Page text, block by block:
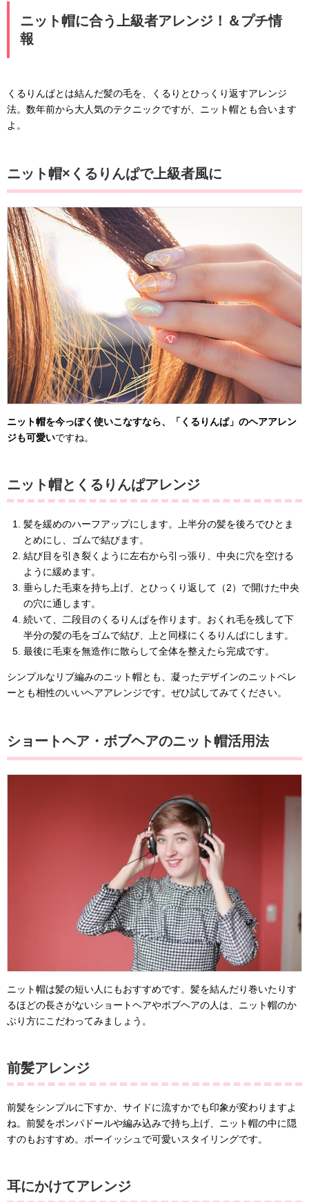
ニット帽に合う上級者アレンジ！＆プチ情
報
くるりんぱとは結んだ髪の毛を、くるりとひっくり返すアレンジ
法。数年前から大人気のテクニックですが、ニット帽とも合います
よ。
ニット帽×くるりんぱで上級者風に
ニット帽を今っぽく使いこなすなら、「くるりんぱ」のヘアアレン
ジも可愛いですね。
ニット帽とくるりんぱアレンジ
髪を緩めのハーフアップにします。上半分の髪を後ろでひとま
とめにし、ゴムで結びます。
結び目を引き裂くように左右から引っ張り、中央に穴を空ける
ように緩めます。
垂らした毛束を持ち上げ、とひっくり返して（2）で開けた中央
の穴に通します。
続いて、二段目のくるりんぱを作ります。おくれ毛を残して下
半分の髪の毛をゴムで結び、上と同様にくるりんぱにします。
最後に毛束を無造作に散らして全体を整えたら完成です。
シンプルなリブ編みのニット帽とも、凝ったデザインのニットベレ
ーとも相性のいいヘアアレンジです。ぜひ試してみてください。
ショートヘア・ボブヘアのニット帽活用法
ニット帽は髪の短い人にもおすすめです。髪を結んだり巻いたりす
るほどの長さがないショートヘアやボブヘアの人は、ニット帽のか
ぶり方にこだわってみましょう。
前髪アレンジ
前髪をシンプルに下すか、サイドに流すかでも印象が変わりますよ
ね。前髪をポンパドールや編み込みで持ち上げ、ニット帽の中に隠
すのもおすすめ。ボーイッシュで可愛いスタイリングです。
耳にかけてアレンジ